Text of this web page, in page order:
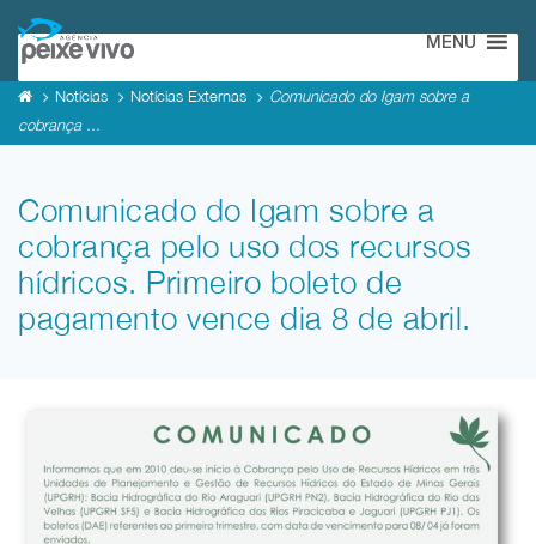
MENU
Notícias Notícias Externas
Comunicado do Igam sobre a
cobrança ...
Comunicado do Igam sobre a
cobrança pelo uso dos recursos
hídricos. Primeiro boleto de
pagamento vence dia 8 de abril.